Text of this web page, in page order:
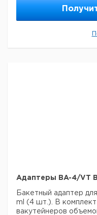
Макс. скорость
Aдаптеры BA-4/VT
Бакетный адаптер
ml (4 шт.). В комплект
вакутейнеров